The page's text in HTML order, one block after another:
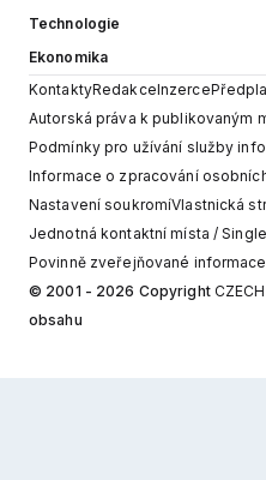
Technologie
Ekonomika
KontaktyRedakceInzerce
Autorská práva k publikovaným
Podmínky pro užívání služby
Informace o zpracování
Nastavení soukromíVlastnická
Jednotná kontaktní místa /
Povinně zveřejňované informace
© 2001 - 2026 Copyright
obsahu